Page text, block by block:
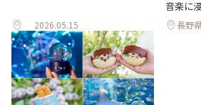
2026.05.15
音楽に
長野